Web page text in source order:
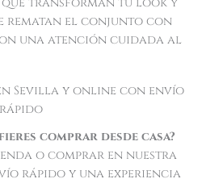
rematan el conjunto con
una atención cuidada al
Sevilla y online con envío
rápido
comprar desde casa?
o comprar en nuestra
rápido y una experiencia